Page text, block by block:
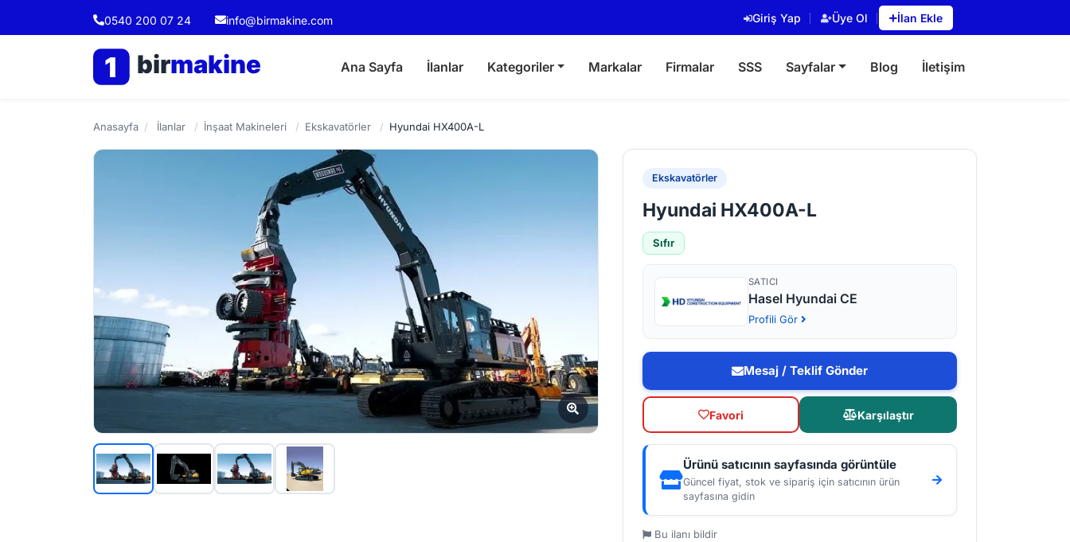
0540 200 07 24 info@birmakine.com Giriş Yap Üye Ol İlan Ekle
1 birmakine Ana Sayfa İlanlar Kategoriler Markalar Firmalar SSS Sayfalar Blog İletişim
Anasayfa / İlanlar / İnşaat Makineleri / Ekskavatörler / Hyundai HX400A-L
Ekskavatörler
Hyundai HX400A-L
Sıfır
SATICI
Hasel Hyundai CE
Profili Gör
Mesaj / Teklif Gönder
Favori Karşılaştır
Ürünü satıcının sayfasında görüntüle
Güncel fiyat, stok ve sipariş için satıcının ürün
sayfasına gidin
Bu ilanı bildir